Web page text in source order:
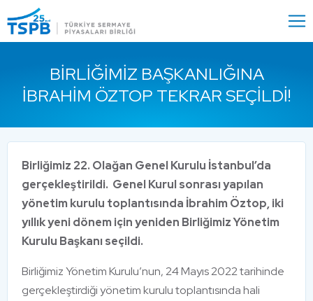
Close
BIRLIĞIMIZ BAŞKANLIĞINA
İBRAHIM ÖZTOP TEKRAR SEÇILDI!
Birliğimiz 22. Olağan Genel Kurulu İstanbul’da
gerçekleştirildi. Genel Kurul sonrası yapılan
yönetim kurulu toplantısında İbrahim Öztop, iki
yıllık yeni dönem için yeniden Birliğimiz Yönetim
Kurulu Başkanı seçildi.
Birliğimiz Yönetim Kurulu’nun, 24 Mayıs 2022 tarihinde
gerçekleştirdiği yönetim kurulu toplantısında hali